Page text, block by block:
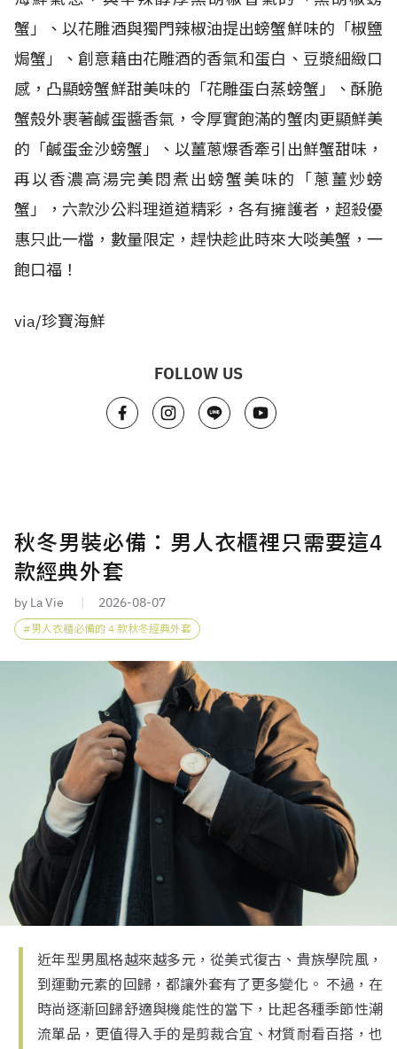
蟹」、以花雕酒與獨門辣椒油提出螃蟹鮮味的「椒鹽
焗蟹」、創意藉由花雕酒的香氣和蛋白、豆漿細緻口
感，凸顯螃蟹鮮甜美味的「花雕蛋白蒸螃蟹」、酥脆
蟹殼外裹著鹹蛋醬香氣，令厚實飽滿的蟹肉更顯鮮美
的「鹹蛋金沙螃蟹」、以薑蔥爆香牽引出鮮蟹甜味，
再以香濃高湯完美悶煮出螃蟹美味的「蔥薑炒螃
蟹」，六款沙公料理道道精彩，各有擁護者，超殺優
惠只此一檔，數量限定，趕快趁此時來大啖美蟹，一
飽口福！
via/珍寶海鮮
FOLLOW US
秋冬男裝必備：男人衣櫃裡只需要這4
款經典外套
by La Vie 2026-08-07
男人衣櫃必備的 4 款秋冬經典外套
近年型男風格越來越多元，從美式復古、貴族學院風，
到運動元素的回歸，都讓外套有了更多變化。 不過，在
時尚逐漸回歸舒適與機能性的當下，比起各種季節性潮
流單品，更值得入手的是剪裁合宜、材質耐看百搭，也